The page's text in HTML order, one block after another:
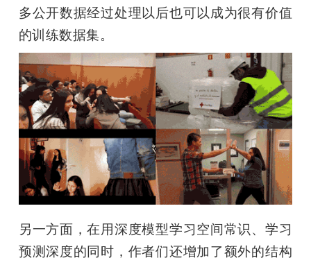
多公开数据经过处理以后也可以成为很有价值
的训练数据集。
另一方面，在用深度模型学习空间常识、学习
预测深度的同时，作者们还增加了额外的结构